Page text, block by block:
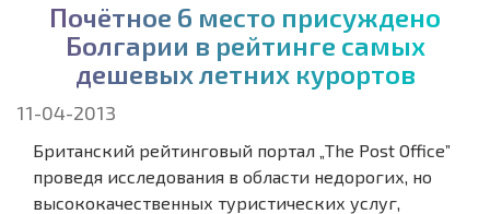
Почётное 6 место присуждено
Болгарии в рейтинге самых
дешевыхлетних курортов
11-04-2013
Британский рейтинговый портал „The Post Office”
проведя исследования в области недорогих, но
высококачественных туристических услуг,